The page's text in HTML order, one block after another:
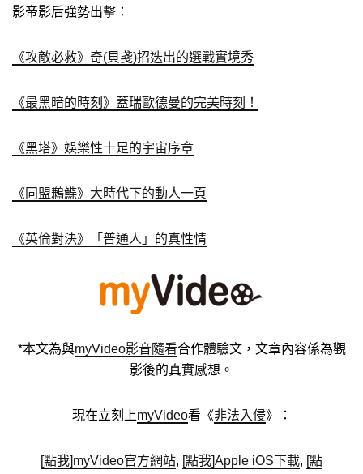
影帝影后強勢出擊：
《攻敵必救》奇(貝戔)招迭出的選戰實境秀
《最黑暗的時刻》蓋瑞歐德曼的完美時刻！
《黑塔》娛樂性十足的宇宙序章
《同盟鶼鰈》大時代下的動人一頁
《英倫對決》「普通人」的真性情
*本文為與myVideo影音隨看合作體驗文，文章內容係為觀
影後的真實感想。
現在立刻上myVideo看《非法入侵》：
[點我]myVideo官方網站, [點我]Apple iOS下載, [點